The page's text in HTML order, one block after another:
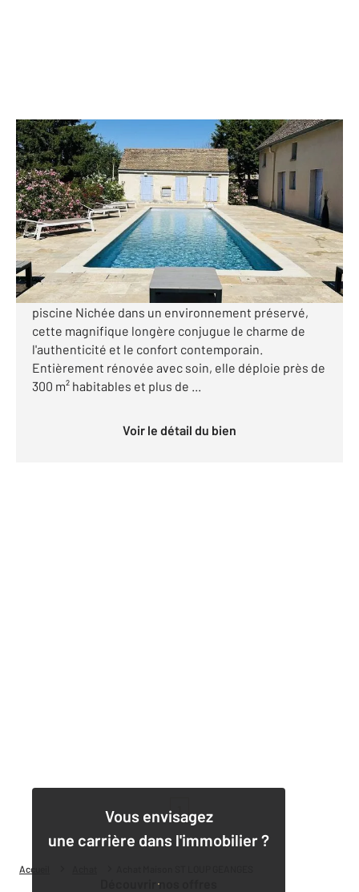
Accueil
ST LOUP GEANGES 71
296,92 m2, 9 pièces
Ref : 7042
Maison à vendre
949 000 €
Visiter le site dédié
À vendre Élégante longère de caractère avec
piscine Nichée dans un environnement préservé,
cette magnifique longère conjugue le charme de
l'authenticité et le confort contemporain.
Entièrement rénovée avec soin, elle déploie près de
300 m² habitables et plus de ...
Voir le détail du bien
Vous envisagez
une carrière dans l'immobilier ?
Découvrir nos offres